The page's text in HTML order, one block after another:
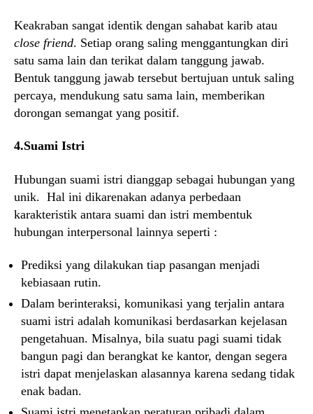
Keakraban sangat identik dengan sahabat karib atau
close friend. Setiap orang saling menggantungkan diri
satu sama lain dan terikat dalam tanggung jawab.
Bentuk tanggung jawab tersebut bertujuan untuk saling
percaya, mendukung satu sama lain, memberikan
dorongan semangat yang positif.
4.Suami Istri
Hubungan suami istri dianggap sebagai hubungan yang
unik. Hal ini dikarenakan adanya perbedaan
karakteristik antara suami dan istri membentuk
hubungan interpersonal lainnya seperti :
Prediksi yang dilakukan tiap pasangan menjadi
kebiasaan rutin.
Dalam berinteraksi, komunikasi yang terjalin antara
suami istri adalah komunikasi berdasarkan kejelasan
pengetahuan. Misalnya, bila suatu pagi suami tidak
bangun pagi dan berangkat ke kantor, dengan segera
istri dapat menjelaskan alasannya karena sedang tidak
enak badan.